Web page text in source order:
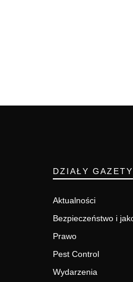
DZIAŁY GAZETY
Aktualności
Bezpieczeństwo i
Prawo
Pest Control
Wydarzenia